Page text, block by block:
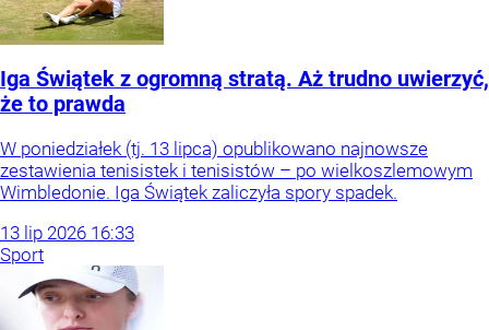
Iga Świątek z ogromną stratą. Aż trudno uwierzyć,
że to prawda
W poniedziałek (tj. 13 lipca) opublikowano najnowsze
zestawienia tenisistek i tenisistów – po wielkoszlemowym
Wimbledonie. Iga Świątek zaliczyła spory spadek.
13 lip 2026 16:33
Sport